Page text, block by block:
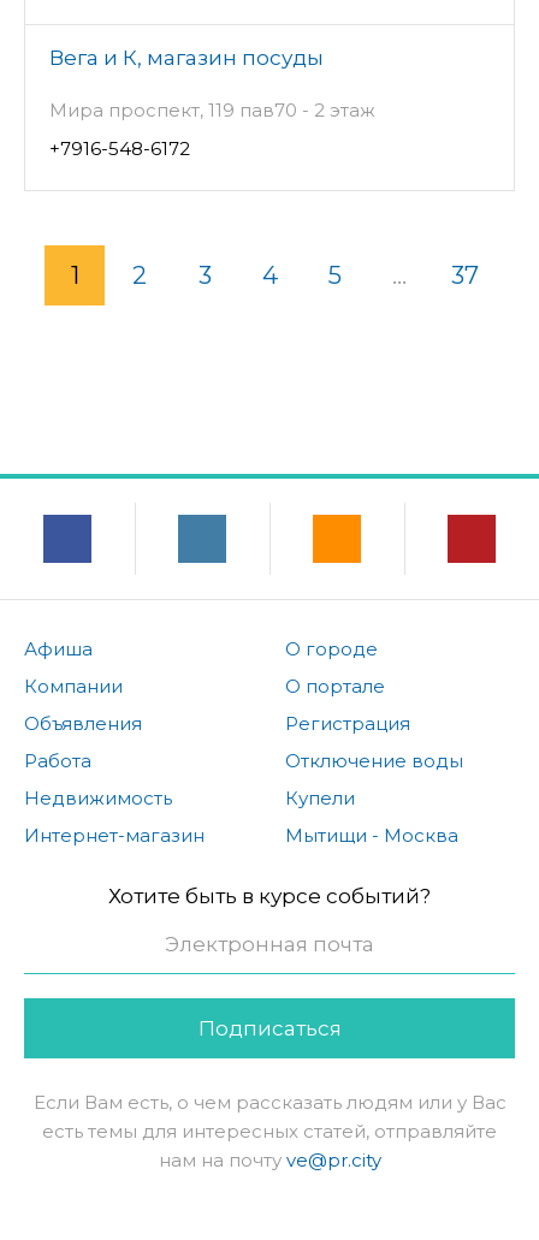
Вега и К, магазин посуды
Мира проспект, 119 пав70 - 2 этаж
+7916-548-6172
1 2 3 4 5 ... 37
Афиша
Компании
Объявления
Работа
Недвижимость
Интернет-магазин
О городе
О портале
Регистрация
Отключение воды
Купели
Мытищи - Москва
Хотите быть в курсе событий?
Подписаться
Если Вам есть, о чем рассказать людям или у Вас
есть темы для интересных статей, отправляйте
нам на почту ve@pr.city